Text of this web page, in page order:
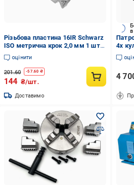
Pізьбова пластина 16IR Schwarz
ISO метрична крок 2,0 мм 1 шт.
(3IRCB2.0ISO TIALN)
оцінити
201.60 -57.60 ₴
144 ₴/шт.
Доставимо
в
4х
4